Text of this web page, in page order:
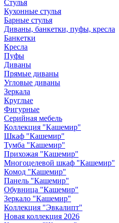
Стулья
Кухонные стулья
Барные стулья
Диваны, банкетки, пуфы, кресла
Банкетки
Кресла
Пуфы
Диваны
Прямые диваны
Угловые диваны
Зеркала
Круглые
Фигурные
Серийная мебель
Коллекция "Кашемир"
Шкаф "Кашемир"
Тумба "Кашемир"
Прихожая "Кашемир"
Многоцелевой шкаф "Кашемир"
Комод "Кашемир"
Панель "Кашемир"
Обувница "Кашемир"
Зеркало "Кашемир"
Коллекция "Эвкалипт"
Новая коллекция 2026